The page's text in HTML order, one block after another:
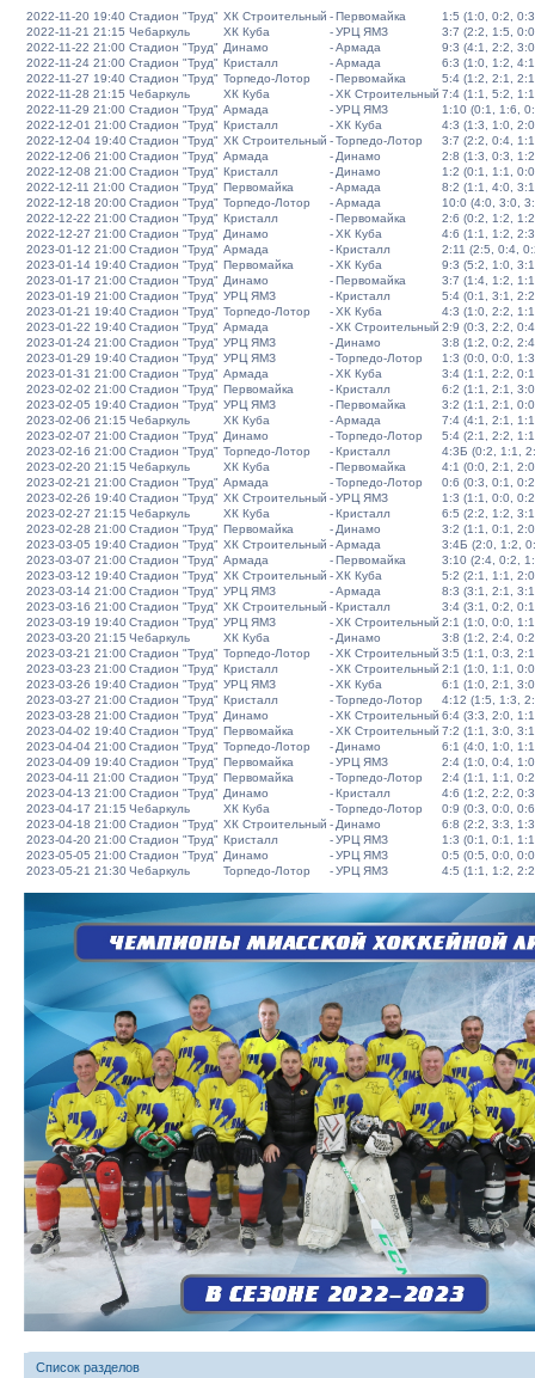
2022-11-20 19:40 Стадион "Труд" ХК Строительный -Первомайка
1:5 (1:0, 0:2,
2022-11-21 21:15 Чебаркуль ХК Куба -УРЦ ЯМЗ
3:7 (2:2, 1:5,
2022-11-22 21:00 Стадион "Труд" Динамо -Армада
9:3 (4:1, 2:2,
2022-11-24 21:00 Стадион "Труд" Кристалл -Армада
6:3 (1:0, 1:2,
2022-11-27 19:40 Стадион "Труд" Торпедо-Лотор -Первомайка
5:4 (1:2, 2:1,
2022-11-28 21:15 Чебаркуль ХК Куба -ХК Строительный 7:4 (1:1, 5:2,
2022-11-29 21:00 Стадион "Труд" Армада -УРЦ ЯМЗ
1:10 (0:1, 1:6,
2022-12-01 21:00Стадион "Труд" Кристалл -ХК Куба
4:3 (1:3, 1:0,
2022-12-04 19:40Стадион "Труд" ХК Строительный -Торпедо-Лотор
3:7 (2:2, 0:4,
2022-12-06 21:00Стадион "Труд" Армада - Динамо
2:8 (1:3, 0:3,
2022-12-08 21:00Стадион "Труд" Кристалл - Динамо
1:2 (0:1, 1:1,
2022-12-11 21:00 Стадион "Труд" Первомайка -Армада
8:2 (1:1, 4:0,
2022-12-18 20:00Стадион "Труд" Торпедо-Лотор -Армада
10:0 (4:0, 3:0,
2022-12-22 21:00Стадион "Труд" Кристалл -Первомайка
2:6 (0:2, 1:2,
2022-12-27 21:00Стадион "Труд" Динамо -ХК Куба
4:6 (1:1, 1:2,
2023-01-12 21:00Стадион "Труд" Армада -Кристалл
2:11 (2:5, 0:4,
2023-01-14 19:40Стадион "Труд" Первомайка -ХК Куба
9:3 (5:2, 1:0,
2023-01-17 21:00Стадион "Труд" Динамо -Первомайка
3:7 (1:4, 1:2,
2023-01-19 21:00Стадион "Труд" УРЦ ЯМЗ -Кристалл
5:4 (0:1, 3:1,
2023-01-21 19:40Стадион "Труд" Торпедо-Лотор -ХК Куба
4:3 (1:0, 2:2,
2023-01-22 19:40Стадион "Труд" Армада -ХК Строительный 2:9 (0:3, 2:2,
2023-01-24 21:00Стадион "Труд" УРЦ ЯМЗ - Динамо
3:8 (1:2, 0:2,
2023-01-29 19:40Стадион "Труд" УРЦ ЯМЗ -Торпедо-Лотор
1:3 (0:0, 0:0,
2023-01-31 21:00Стадион "Труд" Армада -ХК Куба
3:4 (1:1, 2:2,
2023-02-02 21:00Стадион "Труд" Первомайка -Кристалл
6:2 (1:1, 2:1,
2023-02-05 19:40Стадион "Труд" УРЦ ЯМЗ -Первомайка
3:2 (1:1, 2:1,
2023-02-06 21:15 Чебаркуль ХК Куба -Армада
7:4 (4:1, 2:1,
2023-02-07 21:00Стадион "Труд" Динамо -Торпедо-Лотор
5:4 (2:1, 2:2,
2023-02-16 21:00Стадион "Труд" Торпедо-Лотор -Кристалл
4:3Б (0:2, 1:1,
2023-02-20 21:15 Чебаркуль ХК Куба -Первомайка
4:1 (0:0, 2:1,
2023-02-21 21:00Стадион "Труд" Армада -Торпедо-Лотор
0:6 (0:3, 0:1,
2023-02-26 19:40Стадион "Труд" ХК Строительный -УРЦ ЯМЗ
1:3 (1:1, 0:0,
2023-02-27 21:15 Чебаркуль ХК Куба -Кристалл
6:5 (2:2, 1:2,
2023-02-28 21:00Стадион "Труд" Первомайка - Динамо
3:2 (1:1, 0:1,
2023-03-05 19:40Стадион "Труд" ХК Строительный -Армада
3:4Б (2:0, 1:2,
2023-03-07 21:00Стадион "Труд" Армада -Первомайка
3:10 (2:4, 0:2,
2023-03-12 19:40Стадион "Труд" ХК Строительный -ХК Куба
5:2 (2:1, 1:1,
2023-03-14 21:00Стадион "Труд" УРЦ ЯМЗ -Армада
8:3 (3:1, 2:1,
2023-03-16 21:00Стадион "Труд" ХК Строительный -Кристалл
3:4 (3:1, 0:2,
2023-03-19 19:40Стадион "Труд" УРЦ ЯМЗ -ХК Строительный 2:1 (1:0, 0:0,
2023-03-20 21:15 Чебаркуль ХК Куба - Динамо
3:8 (1:2, 2:4,
2023-03-21 21:00Стадион "Труд" Торпедо-Лотор -ХК Строительный 3:5 (1:1, 0:3,
2023-03-23 21:00Стадион "Труд" Кристалл -ХК Строительный 2:1 (1:0, 1:1,
2023-03-26 19:40Стадион "Труд" УРЦ ЯМЗ -ХК Куба
6:1 (1:0, 2:1,
2023-03-27 21:00Стадион "Труд" Кристалл -Торпедо-Лотор
4:12 (1:5, 1:3,
2023-03-28 21:00Стадион "Труд" Динамо -ХК Строительный 6:4 (3:3, 2:0,
2023-04-02 19:40Стадион "Труд" Первомайка -ХК Строительный 7:2 (1:1, 3:0,
2023-04-04 21:00Стадион "Труд" Торпедо-Лотор - Динамо
6:1 (4:0, 1:0,
2023-04-09 19:40Стадион "Труд" Первомайка -УРЦ ЯМЗ
2:4 (1:0, 0:4,
2023-04-11 21:00 Стадион "Труд" Первомайка -Торпедо-Лотор
2:4 (1:1, 1:1,
2023-04-13 21:00Стадион "Труд" Динамо -Кристалл
4:6 (1:2, 2:2,
2023-04-17 21:15 Чебаркуль ХК Куба -Торпедо-Лотор
0:9 (0:3, 0:0,
2023-04-18 21:00Стадион "Труд" ХК Строительный - Динамо
6:8 (2:2, 3:3,
2023-04-20 21:00Стадион "Труд" Кристалл -УРЦ ЯМЗ
1:3 (0:1, 0:1,
2023-05-05 21:00Стадион "Труд" Динамо -УРЦ ЯМЗ
0:5 (0:5, 0:0,
2023-05-21 21:30Чебаркуль Торпедо-Лотор -УРЦ ЯМЗ 4:5 (1:1, 1:2,
Список разделов